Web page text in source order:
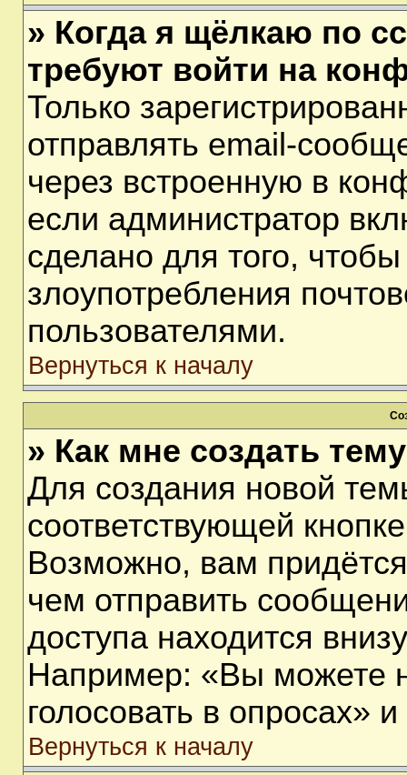
» Когда я щёлкаю по
требуют войти на
Только
отправлять email-
через встроенную в
если администратор
сделано для того,
злоупотребления
пользователями.
Вернуться к началу
» Как мне создать
Для создания новой
соответствующей
Возможно, вам
чем отправить
доступа находится
Например: «Вы можете
голосовать в опросах» и
Вернуться к началу